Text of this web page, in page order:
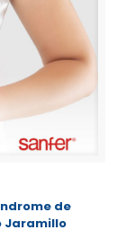
de
Jaramillo